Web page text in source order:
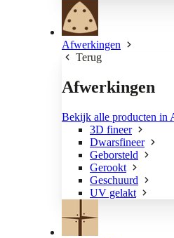
Afwerkingen
Terug
Afwerkingen
Bekijk alle producten in
3D fineer
Dwarsfineer
Geborsteld
Gerookt
Geschuurd
UV gelakt